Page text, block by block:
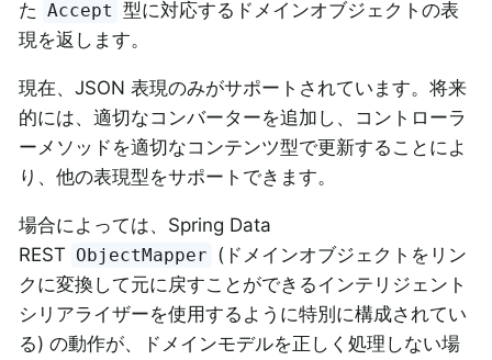
た Accept 型に対応するドメインオブジェクトの表
現を返します。
現在、JSON 表現のみがサポートされています。将来
的には、適切なコンバーターを追加し、コントローラ
ーメソッドを適切なコンテンツ型で更新することによ
り、他の表現型をサポートできます。
場合によっては、Spring Data
REST ObjectMapper (ドメインオブジェクトをリン
クに変換して元に戻すことができるインテリジェント
シリアライザーを使用するように特別に構成されてい
る) の動作が、ドメインモデルを正しく処理しない場